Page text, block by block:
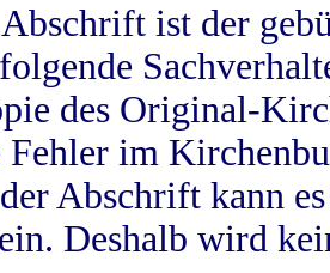
ist der
des Original-
im
Abschrift kann
Deshalb wird